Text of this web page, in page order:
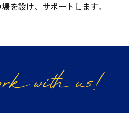
を設け、サポートします。
with us!